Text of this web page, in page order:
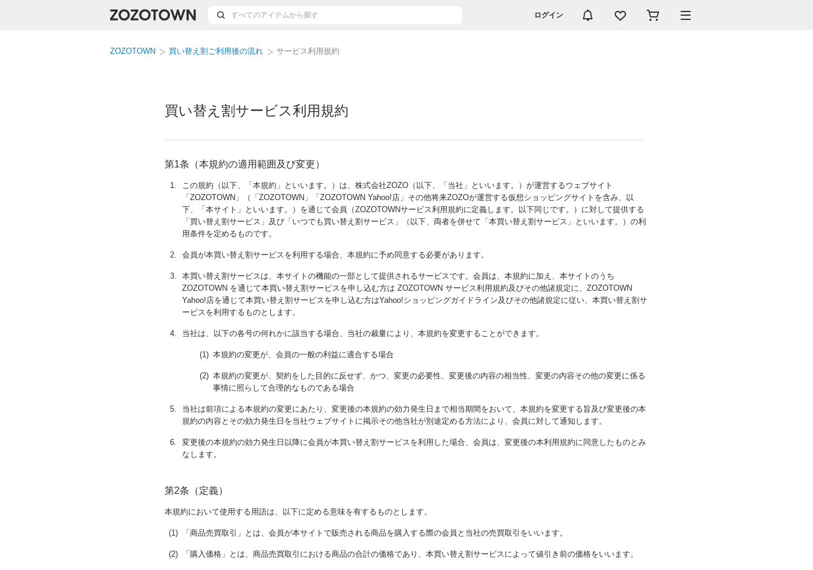
ログイン
ZOZOTOWN 買い替え割ご利用後の流れ サービス利用規約
買い替え割サービス利用規約
第1条（本規約の適用範囲及び変更）
1.
この規約（以下、「本規約」といいます。）は、株式会社ZOZO（以下、「当社」といいます。）が運営するウェブサイト
「ZOZOTOWN」（「ZOZOTOWN」「ZOZOTOWN Yahoo!店」その他将来ZOZOが運営する仮想ショッピングサイトを含み、以
下、「本サイト」といいます。）を通じて会員（ZOZOTOWNサービス利用規約に定義します。以下同じです。）に対して提供する
「買い替え割サービス」及び「いつでも買い替え割サービス」（以下、両者を併せて「本買い替え割サービス」といいます。）の利
用条件を定めるものです。
2. 会員が本買い替え割サービスを利用する場合、本規約に予め同意する必要があります。
3.
本買い替え割サービスは、本サイトの機能の一部として提供されるサービスです。会員は、本規約に加え、本サイトのうち
ZOZOTOWN を通じて本買い替え割サービスを申し込む方は ZOZOTOWN サービス利用規約及びその他諸規定に、ZOZOTOWN
Yahoo!店を通じて本買い替え割サービスを申し込む方はYahoo!ショッピングガイドライン及びその他諸規定に従い、本買い替え割サ
ービスを利用するものとします。
4. 当社は、以下の各号の何れかに該当する場合、当社の裁量により、本規約を変更することができます。
(1) 本規約の変更が、会員の一般の利益に適合する場合
(2) 本規約の変更が、契約をした目的に反せず、かつ、変更の必要性、変更後の内容の相当性、変更の内容その他の変更に係る
事情に照らして合理的なものである場合
5.
当社は前項による本規約の変更にあたり、変更後の本規約の効力発生日まで相当期間をおいて、本規約を変更する旨及び変更後の本
規約の内容とその効力発生日を当社ウェブサイトに掲示その他当社が別途定める方法により、会員に対して通知します。
6.
変更後の本規約の効力発生日以降に会員が本買い替え割サービスを利用した場合、会員は、変更後の本利用規約に同意したものとみ
なします。
第2条（定義）
本規約において使用する用語は、以下に定める意味を有するものとします。
(1) 「商品売買取引」とは、会員が本サイトで販売される商品を購入する際の会員と当社の売買取引をいいます。
(2) 「購入価格」とは、商品売買取引における商品の合計の価格であり、本買い替え割サービスによって値引き前の価格をいいます。